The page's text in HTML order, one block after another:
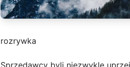
rozrywka